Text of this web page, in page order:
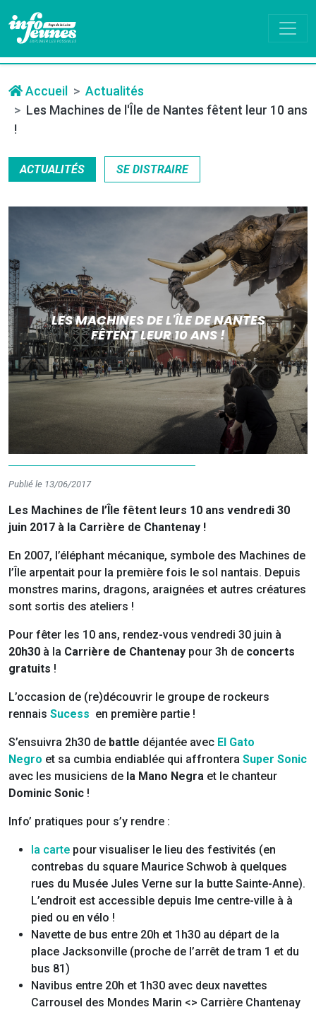
Accueil
Actualités
Les Machines de l'Île de Nantes fêtent leur 10 ans
!
ACTUALITÉS SE DISTRAIRE
LES MACHINES DE L'ÎLE DE NANTES
FÊTENT LEUR 10 ANS !
Publié le 13/06/2017
Les Machines de l’Île fêtent leurs 10 ans vendredi 30
juin 2017 à la Carrière de Chantenay !
En 2007, l’éléphant mécanique, symbole des Machines de
l’Île arpentait pour la première fois le sol nantais. Depuis
monstres marins, dragons, araignées et autres créatures
sont sortis des ateliers !
Pour fêter les 10 ans, rendez-vous vendredi 30 juin à
20h30 à la Carrière de Chantenay pour 3h de concerts
gratuits !
L’occasion de (re)découvrir le groupe de rockeurs
rennais Sucess en première partie !
S’ensuivra 2h30 de battle déjantée avec El Gato
Negro et sa cumbia endiablée qui affrontera Super Sonic
avec les musiciens de la Mano Negra et le chanteur
Dominic Sonic !
Info’ pratiques pour s’y rendre :
la carte pour visualiser le lieu des festivités (en
contrebas du square Maurice Schwob à quelques
rues du Musée Jules Verne sur la butte Sainte-Anne).
L’endroit est accessible depuis lme centre-ville à à
pied ou en vélo !
Navette de bus entre 20h et 1h30 au départ de la
place Jacksonville (proche de l’arrêt de tram 1 et du
bus 81)
Navibus entre 20h et 1h30 avec deux navettes
Carrousel des Mondes Marin <> Carrière Chantenay